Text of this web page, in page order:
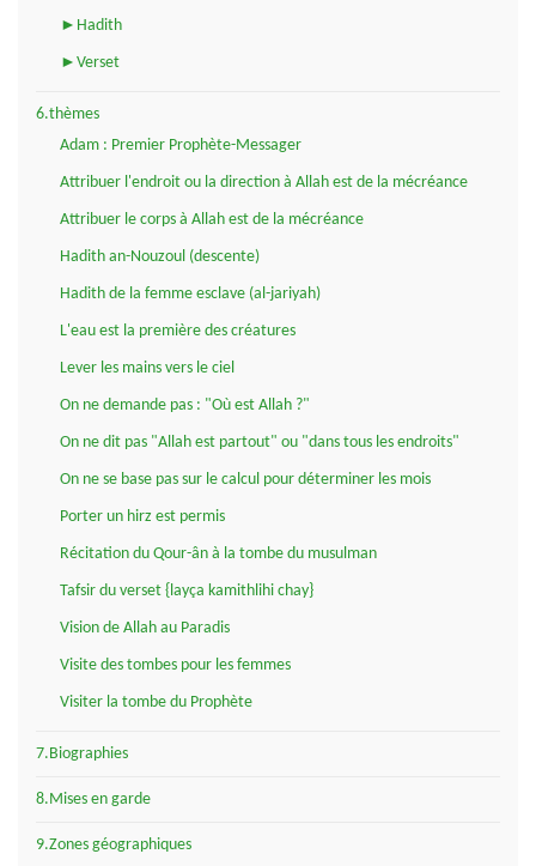
►Hadith
►Verset
6.thèmes
Adam : Premier Prophète-Messager
Attribuer l'endroit ou la direction à Allah est de la mécréance
Attribuer le corps à Allah est de la mécréance
Hadith an-Nouzoul (descente)
Hadith de la femme esclave (al-jariyah)
L'eau est la première des créatures
Lever les mains vers le ciel
On ne demande pas : "Où est Allah ?"
On ne dit pas "Allah est partout" ou "dans tous les endroits"
On ne se base pas sur le calcul pour déterminer les mois
Porter un hirz est permis
Récitation du Qour-ân à la tombe du musulman
Tafsir du verset {layça kamithlihi chay}
Vision de Allah au Paradis
Visite des tombes pour les femmes
Visiter la tombe du Prophète
7.Biographies
8.Mises en garde
9.Zones géographiques